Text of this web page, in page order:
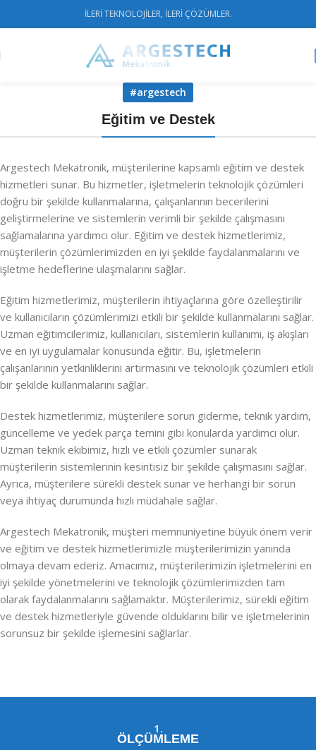
İLERİ TEKNOLOJİLER, İLERİ ÇÖZÜMLER.
#argestech
Eğitim ve Destek
Argestech Mekatronik, müşterilerine kapsamlı eğitim ve destek
hizmetleri sunar. Bu hizmetler, işletmelerin teknolojik çözümleri
doğru bir şekilde kullanmalarına, çalışanlarının becerilerini
geliştirmelerine ve sistemlerin verimli bir şekilde çalışmasını
sağlamalarına yardımcı olur. Eğitim ve destek hizmetlerimiz,
müşterilerin çözümlerimizden en iyi şekilde faydalanmalarını ve
işletme hedeflerine ulaşmalarını sağlar.
Eğitim hizmetlerimiz, müşterilerin ihtiyaçlarına göre özelleştirilir
ve kullanıcıların çözümlerimizi etkili bir şekilde kullanmalarını sağlar.
Uzman eğitimcilerimiz, kullanıcıları, sistemlerin kullanımı, iş akışları
ve en iyi uygulamalar konusunda eğitir. Bu, işletmelerin
çalışanlarının yetkinliklerini artırmasını ve teknolojik çözümleri etkili
bir şekilde kullanmalarını sağlar.
Destek hizmetlerimiz, müşterilere sorun giderme, teknik yardım,
güncelleme ve yedek parça temini gibi konularda yardımcı olur.
Uzman teknik ekibimiz, hızlı ve etkili çözümler sunarak
müşterilerin sistemlerinin kesintisiz bir şekilde çalışmasını sağlar.
Ayrıca, müşterilere sürekli destek sunar ve herhangi bir sorun
veya ihtiyaç durumunda hızlı müdahale sağlar.
Argestech Mekatronik, müşteri memnuniyetine büyük önem verir
ve eğitim ve destek hizmetlerimizle müşterilerimizin yanında
olmaya devam ederiz. Amacımız, müşterilerimizin işletmelerini en
iyi şekilde yönetmelerini ve teknolojik çözümlerimizden tam
olarak faydalanmalarını sağlamaktır. Müşterilerimiz, sürekli eğitim
ve destek hizmetleriyle güvende olduklarını bilir ve işletmelerinin
sorunsuz bir şekilde işlemesini sağlarlar.
1.
ÖLÇÜMLEME